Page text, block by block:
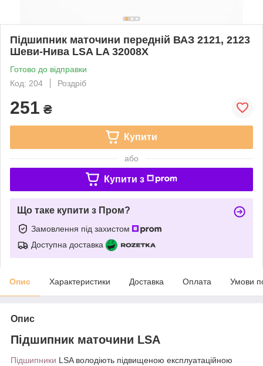
Підшипник маточини передній ВАЗ 2121, 2123
Шеви-Нива LSA LA 32008Х
Готово до відправки
Код: 204
Роздріб
251 ₴
Купити
або
Купити з
Що таке купити з Пром?
Замовлення під захистом
Доступна доставка
Опис Характеристики Доставка Оплата Умови
Опис
Підшипник маточини LSA
Підшипники LSA володіють підвищеною експлуатаційною